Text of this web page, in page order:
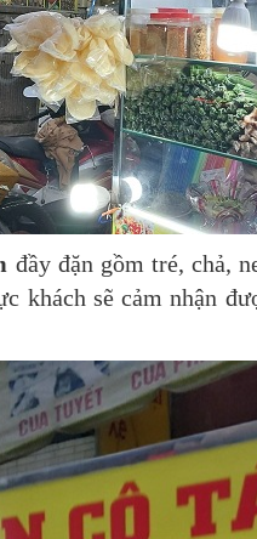
đầy đặn gồm tré, chả,
khách sẽ cảm nhận